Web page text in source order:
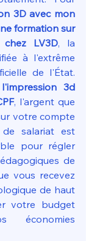
3D avec mon
formation sur
LV3D, la
à l'extrême
de l'État.
3d
, l'argent que
votre compte
salariat est
pour régler
de
vous recevez
de haut
votre budget
économies